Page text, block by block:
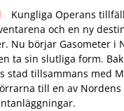
Kungliga Operans
och en ny
Nu börjar Gasometer i
ta sin slutliga form.
stad tillsammans med
till en av Nordens